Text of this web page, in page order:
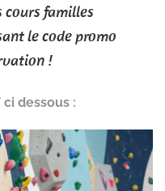
cours familles
le code promo
!
ci dessous :